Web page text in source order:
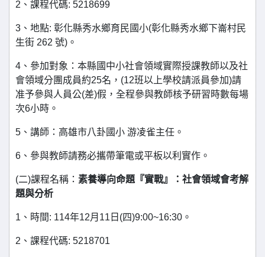
2、課程代碼: 5218699
3、地點: 彰化縣秀水鄉育民國小(彰化縣秀水鄉下崙村民
生街 262 號)。
4、參加對象：本縣國中小社會領域實際授課教師以及社
會領域分團成員約25名，(12班以上學校請派員參加)請
准予參與人員公(差)假，全程參與教師核予研習時數每場
次6小時。
5、講師：高雄市八卦國小 游凌雀主任。
6、參與教師請務必攜帶筆電或平板以利實作。
(二)課程名稱： 素養導向命題『實戰』：社會領域會考解
題與分析
1、時間: 114年12月11日(四)9:00~16:30。
2、課程代碼: 5218701